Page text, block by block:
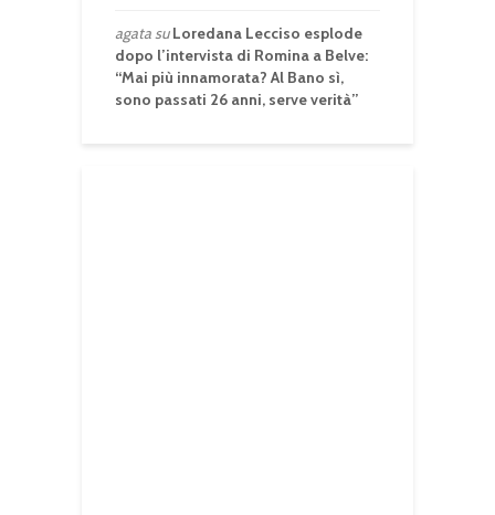
agatasuLoredana Lecciso esplode
dopo l’intervista di Romina a Belve:
“Mai più innamorata? Al Bano sì,
sono passati 26 anni, serve verità”